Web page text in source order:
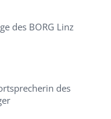
des BORG Linz
des